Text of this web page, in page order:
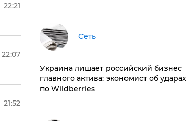
22:21
22:07
21:52
Сеть
​Украина лишает российский бизнес
главного актива: экономист об ударах
по Wildberries